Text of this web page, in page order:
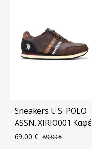
Sneakers U.S. POLO
ASSN. XIRIO001 Καφέ
69,00 € 89,00€